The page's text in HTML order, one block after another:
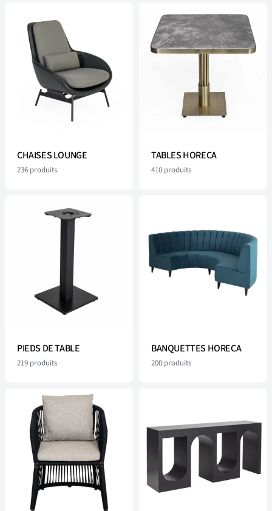
CHAISES LOUNGE
236 produits
TABLES HORECA
410 produits
PIEDS DE TABLE
219 produits
BANQUETTES HORECA
200 produits